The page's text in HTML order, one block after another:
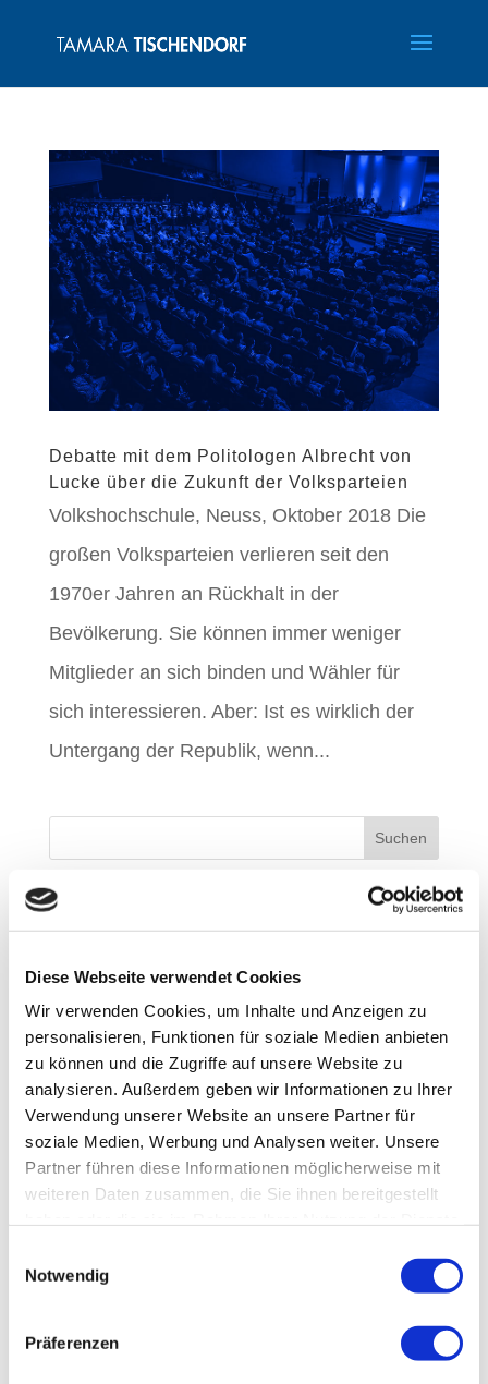
Diese Webseite verwendet Cookies
Wir verwenden Cookies, um Inhalte und Anzeigen zu
personalisieren, Funktionen für soziale Medien anbieten
zu können und die Zugriffe auf unsere Website zu
analysieren. Außerdem geben wir Informationen zu Ihrer
Verwendung unserer Website an unsere Partner für
soziale Medien, Werbung und Analysen weiter. Unsere
Partner führen diese Informationen möglicherweise mit
weiteren Daten zusammen, die Sie ihnen bereitgestellt
Notwendig
Präferenzen
Debatte mit dem Politologen Albrecht von
Lucke über die Zukunft der Volksparteien
Volkshochschule, Neuss, Oktober 2018 Die
großen Volksparteien verlieren seit den
1970er Jahren an Rückhalt in der
Bevölkerung. Sie können immer weniger
Mitglieder an sich binden und Wähler für
sich interessieren. Aber: Ist es wirklich der
Untergang der Republik, wenn...
Neueste Beiträge
Deutschlandfunk | „Digitale Arbeit“ von
Christian Papsdorf
WDR | Die Lit.Cologne politisch: Carolin
Emcke und Gäste über „Grenzen“
Debatte mit dem Politologen Albrecht von